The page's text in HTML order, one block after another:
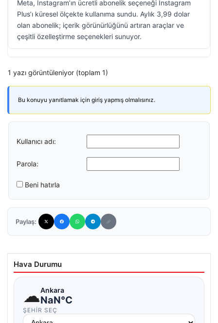
Meta, Instagram’ın ücretli abonelik seçeneği Instagram
Plus’ı küresel ölçekte kullanıma sundu. Aylık 3,99 dolar
olan abonelik; içerik görünürlüğünü artıran araçlar ve
çeşitli özelleştirme seçenekleri sunuyor.
1 yazı görüntüleniyor (toplam 1)
Bu konuyu yanıtlamak için giriş yapmış olmalısınız.
Kullanıcı adı:
Parola:
Beni hatırla
Paylaş:
Hava Durumu
☁Ankara
NaN°C
ŞEHIR SEÇ